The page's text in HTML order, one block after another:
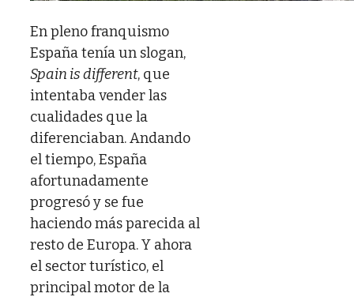
En pleno franquismo
España tenía un slogan,
Spain is different, que
intentaba vender las
cualidades que la
diferenciaban. Andando
el tiempo, España
afortunadamente
progresó y se fue
haciendo más parecida al
resto de Europa. Y ahora
el sector turístico, el
principal motor de la